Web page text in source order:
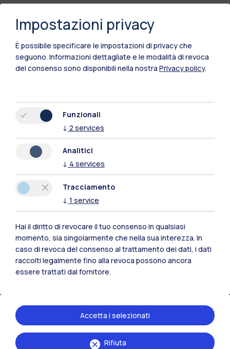
Polimi Community
Tutti i siti dell’ecosistema
Impostazioni privacy
È possibile specificare le impostazioni di privacy che
seguono. Informazioni dettagliate e le modalità di revoca
del consenso sono disponibili nella nostra Privacy policy.
Funzionali
↓ 2 services
Analitici
↓ 4 services
Tracciamento
↓ 1 service
Hai il diritto di revocare il tuo consenso in qualsiasi
momento, sia singolarmente che nella sua interezza. In
caso di revoca del consenso al trattamento dei dati, i dati
raccolti legalmente fino alla revoca possono ancora
essere trattati dal fornitore.
Rifiuta
Accetta i selezionati